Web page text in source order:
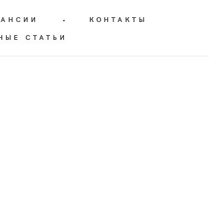
•
КОНТАКТЫ
СТАТЬИ